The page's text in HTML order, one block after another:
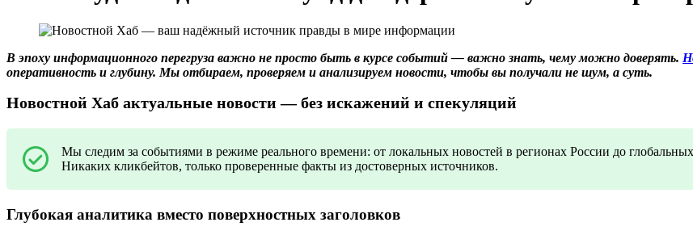
В эпоху информационного перегруза важно не просто быть в курсе событий — важно знать, чему можно доверять.
оперативность и глубину. Мы отбираем, проверяем и анализируем новости, чтобы вы получали не шум, а суть.
Новостной Хаб актуальные новости — без искажений и спекуляций
Мы следим за событиями в режиме реального времени: от локальных новостей в регионах России до
Никаких кликбейтов, только проверенные факты из достоверных источников.
Глубокая аналитика вместо поверхностных заголовков